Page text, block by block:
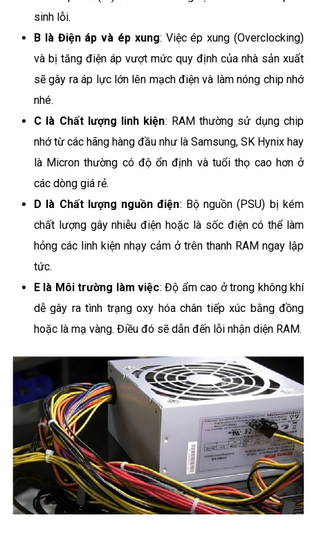
sinh lỗi.
B là Điện áp và ép xung: Việc ép xung (Overclocking)
và bị tăng điện áp vượt mức quy định của nhà sản xuất
sẽ gây ra áp lực lớn lên mạch điện và làm nóng chip nhớ
nhé.
C là Chất lượng linh kiện: RAM thường sử dụng chip
nhớ từ các hãng hàng đầu như là Samsung, SK Hynix hay
là Micron thường có độ ổn định và tuổi thọ cao hơn ở
các dòng giá rẻ.
D là Chất lượng nguồn điện: Bộ nguồn (PSU) bị kém
chất lượng gây nhiễu điện hoặc là sốc điện có thể làm
hỏng các linh kiện nhạy cảm ở trên thanh RAM ngay lập
tức.
E là Môi trường làm việc: Độ ẩm cao ở trong không khí
dễ gây ra tình trạng oxy hóa chân tiếp xúc bằng đồng
hoặc là mạ vàng. Điều đó sẽ dẫn đến lỗi nhận diện RAM.